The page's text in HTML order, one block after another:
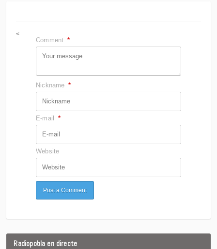
<
Comment *
Nickname *
E-mail *
Website
Radiopobla en directe